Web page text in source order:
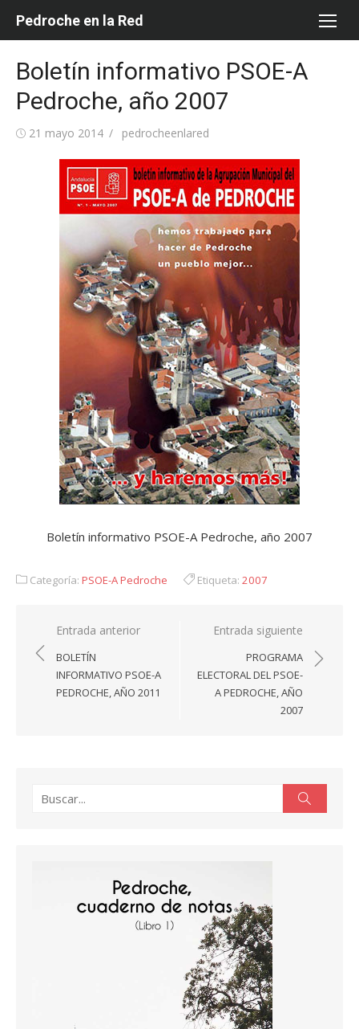
Pedroche en la Red
Boletín informativo PSOE-A
Pedroche, año 2007
Publicada
21 mayo 2014 Autor
pedrocheenlared
Boletín informativo PSOE-A Pedroche, año 2007
Categoría: PSOE-A Pedroche Etiqueta: 2007
Navegación
de
entradas
Entrada anterior
BOLETÍN
INFORMATIVO PSOE-A
PEDROCHE, AÑO 2011
Entrada siguiente
PROGRAMA
ELECTORAL DEL PSOE-
A PEDROCHE, AÑO
2007
Buscar: